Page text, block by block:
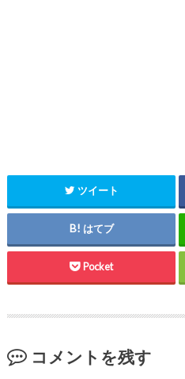
ツイート
はてブ
Pocket
コメントを残す